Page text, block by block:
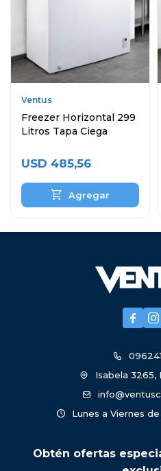
Ventus
Freezer Horizontal 299
Litros Tapa Ciega
USD 485,56
 
Isabela 3265,
Lunes a Viernes
Obtén ofertas